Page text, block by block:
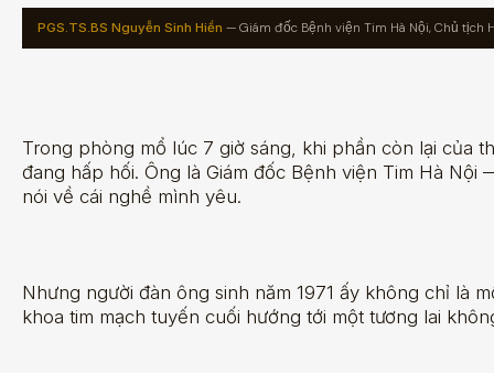
PGS.TS.BS Nguyễn Sinh Hiền — Giám đốc Bệnh viện Tim Hà Nội, Chủ tịch
Trong phòng mổ lúc 7 giờ sáng, khi phần còn lại của
đang hấp hối. Ông là Giám đốc Bệnh viện Tim Hà
nói về cái nghề mình yêu.
Nhưng người đàn ông sinh năm 1971 ấy không chỉ là
khoa tim mạch tuyến cuối hướng tới một tương lai